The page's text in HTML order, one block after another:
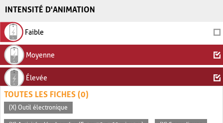
INTENSITÉ D'ANIMATION
Faible
Moyenne
Élevée
TOUTES LES FICHES (0)
(X) Outil électronique